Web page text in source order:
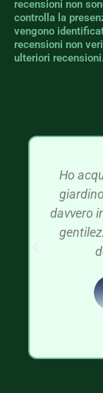
recensioni non
controlla la
vengono
recensioni non
ulteriori recensioni.
Ho
davvero